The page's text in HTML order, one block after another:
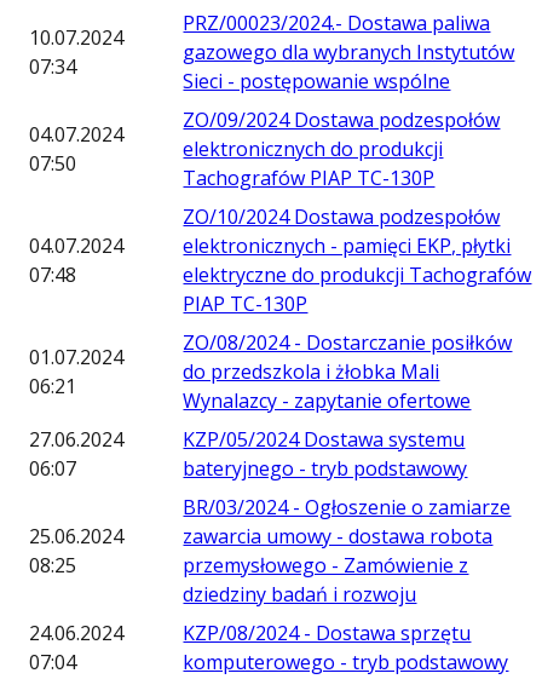
10.07.2024
07:34
PRZ/00023/2024.- Dostawa paliwa
gazowego dla wybranych Instytutów
Sieci - postępowanie wspólne
04.07.2024
07:50
ZO/09/2024 Dostawa podzespołów
elektronicznych do produkcji
Tachografów PIAP TC-130P
04.07.2024
07:48
ZO/10/2024 Dostawa podzespołów
elektronicznych - pamięci EKP, płytki
elektryczne do produkcji Tachografów
PIAP TC-130P
01.07.2024
06:21
ZO/08/2024 - Dostarczanie posiłków
do przedszkola i żłobka Mali
Wynalazcy - zapytanie ofertowe
27.06.2024
06:07
KZP/05/2024 Dostawa systemu
bateryjnego - tryb podstawowy
25.06.2024
08:25
BR/03/2024 - Ogłoszenie o zamiarze
zawarcia umowy - dostawa robota
przemysłowego - Zamówienie z
dziedziny badań i rozwoju
24.06.2024
07:04
KZP/08/2024 - Dostawa sprzętu
komputerowego - tryb podstawowy